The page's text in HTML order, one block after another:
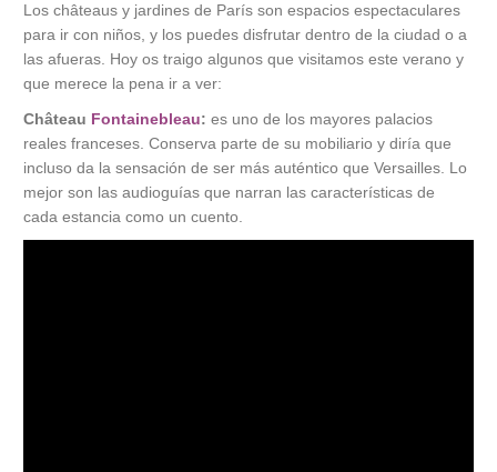
Los châteaus y jardines de París son espacios espectaculares
para ir con niños, y los puedes disfrutar dentro de la ciudad o a
las afueras. Hoy os traigo algunos que visitamos este verano y
que merece la pena ir a ver:
Château Fontainebleau: es uno de los mayores palacios
reales franceses. Conserva parte de su mobiliario y diría que
incluso da la sensación de ser más auténtico que Versailles. Lo
mejor son las audioguías que narran las características de
cada estancia como un cuento.